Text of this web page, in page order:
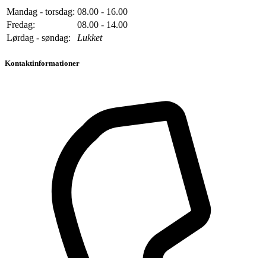
Mandag - torsdag: 08.00 - 16.00
Fredag:
08.00 - 14.00
Lørdag - søndag:
Lukket
Kontaktinformationer